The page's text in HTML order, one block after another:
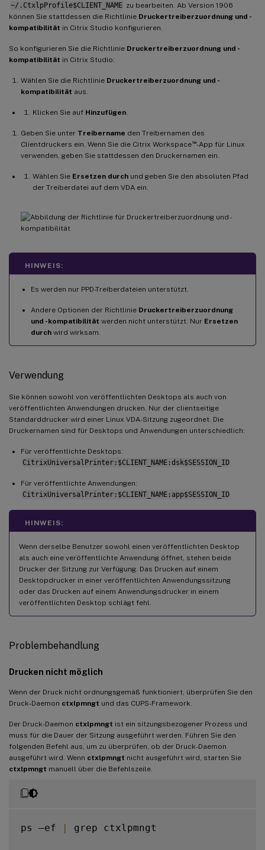
~/.CtxlpProfile$CLIENT_NAME zu bearbeiten. Ab Version 1906
können Sie stattdessen die Richtlinie Druckertreiberzuordnung und -
kompatibilität in Citrix Studio konfigurieren.
So konfigurieren Sie die Richtlinie Druckertreiberzuordnung und -
kompatibilität in Citrix Studio:
Wählen Sie die Richtlinie Druckertreiberzuordnung und -
kompatibilität aus.
Klicken Sie auf Hinzufügen
Geben Sie unter Treibername den Treibernamen des
Clientdruckers ein. Wenn Sie die Citrix Workspace™-App für Linux
verwenden, geben Sie stattdessen den Druckernamen ein.
Wählen Sie Ersetzen durch und geben Sie den absoluten Pfad
der Treiberdatei auf dem VDA ein.
HINWEIS:
Es werden nur PPD-Treiberdateien unterstützt.
Andere Optionen der Richtlinie Druckertreiberzuordnung
und -kompatibilität werden nicht unterstützt. Nur Ersetzen
durch wird wirksam.
Verwendung
Sie können sowohl von veröffentlichten Desktops als auch von
veröffentlichten Anwendungen drucken. Nur der clientseitige
Standarddrucker wird einer Linux VDA-Sitzung zugeordnet. Die
Druckernamen sind für Desktops und Anwendungen unterschiedlich:
Für veröffentlichte Desktops:
CitrixUniversalPrinter:$CLIENT_NAME:dsk$SESSION_ID
Für veröffentlichte Anwendungen:
CitrixUniversalPrinter:$CLIENT_NAME:app$SESSION_ID
HINWEIS:
Wenn derselbe Benutzer sowohl einen veröffentlichten Desktop
als auch eine veröffentlichte Anwendung öffnet, stehen beide
Drucker der Sitzung zur Verfügung. Das Drucken auf einem
Desktopdrucker in einer veröffentlichten Anwendungssitzung
oder das Drucken auf einem Anwendungsdrucker in einem
veröffentlichten Desktop schlägt fehl.
Problembehandlung
Drucken nicht möglich
Wenn der Druck nicht ordnungsgemäß funktioniert, überprüfen Sie den
Druck-Daemon ctxlpmngt und das CUPS-Framework.
Der Druck-Daemon ctxlpmngt ist ein sitzungsbezogener Prozess und
muss für die Dauer der Sitzung ausgeführt werden. Führen Sie den
folgenden Befehl aus, um zu überprüfen, ob der Druck-Daemon
ausgeführt wird. Wenn ctxlpmngt nicht ausgeführt wird, starten Sie
ctxlpmngt manuell über die Befehlszeile.
ps –ef | grep ctxlpmngt